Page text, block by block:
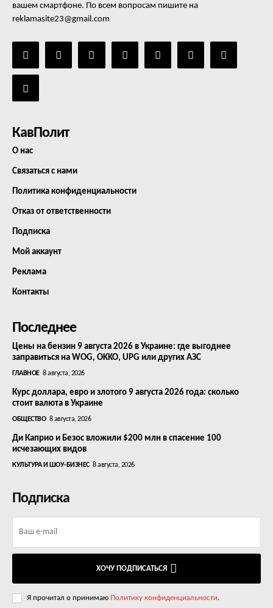
вашем смартфоне. По всем вопросам пишите на
reklamasite23@gmail.com
КавПолит
О нас
Связаться с нами
Политика конфиденциальности
Отказ от ответственности
Подписка
Мой аккаунт
Реклама
Контакты
Последнее
Цены на бензин 9 августа 2026 в Украине: где выгоднее
заправиться на WOG, OKKO, UPG или других АЗС
ГЛАВНОЕ 8 августа, 2026
Курс доллара, евро и злотого 9 августа 2026 года: сколько
стоит валюта в Украине
ОБЩЕСТВО 8 августа, 2026
Ди Каприо и Безос вложили $200 млн в спасение 100
исчезающих видов
КУЛЬТУРА И ШОУ-БИЗНЕС 8 августа, 2026
Подписка
ХОЧУ ПОДПИСАТЬСЯ
Я прочитал о принимаю Политику конфиденциальности.